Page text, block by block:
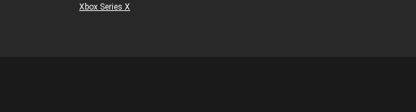
Xbox Series X